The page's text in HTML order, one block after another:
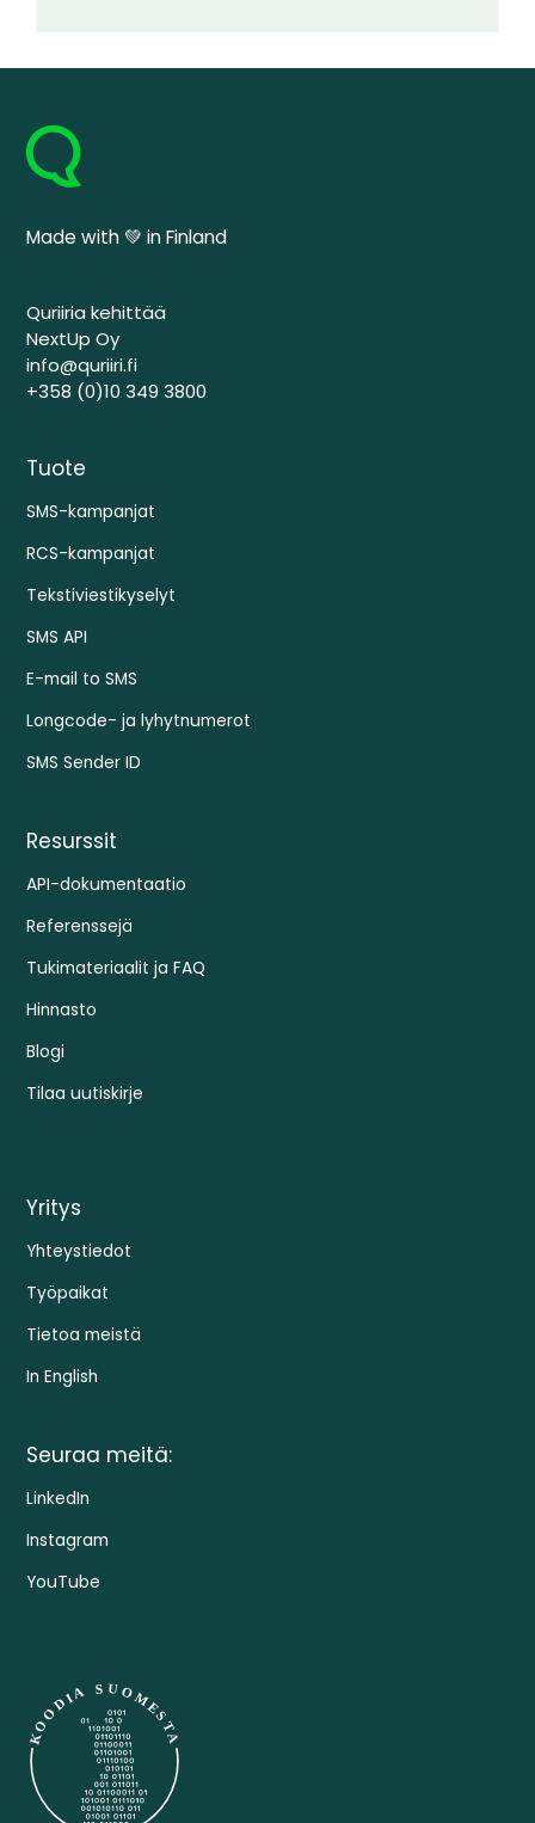
Made with 💚 in Finland
Quriiria kehittää
NextUp Oy
info@quriiri.fi
+358 (0)10 349 3800
Tuote
SMS-kampanjat
RCS-kampanjat
Tekstiviestikyselyt
SMS API
E-mail to SMS
Longcode- ja lyhytnumerot
SMS Sender ID
Resurssit
API-dokumentaatio
Referenssejä
Tukimateriaalit ja FAQ
Hinnasto
Blogi
Tilaa uutiskirje
Yritys
Yhteystiedot
Työpaikat
Tietoa meistä
In English
Seuraa meitä:
LinkedIn
Instagram
YouTube